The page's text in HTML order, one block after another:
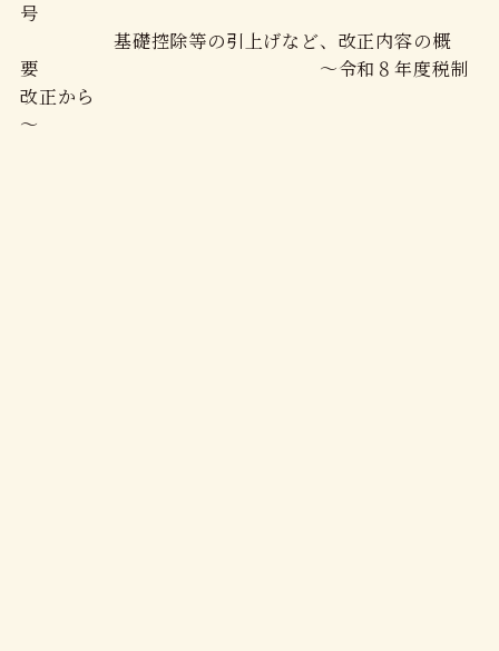
号
基礎控除等の引上げなど、改正内容の概
要 ～令和８年度税制
改正から
～